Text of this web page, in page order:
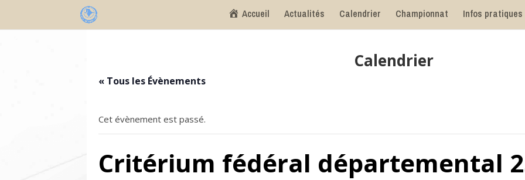
Accueil Actualités Calendrier Championnat Infos pratiques
Calendrier
« Tous les Évènements
Cet évènement est passé.
Critérium fédéral départemental